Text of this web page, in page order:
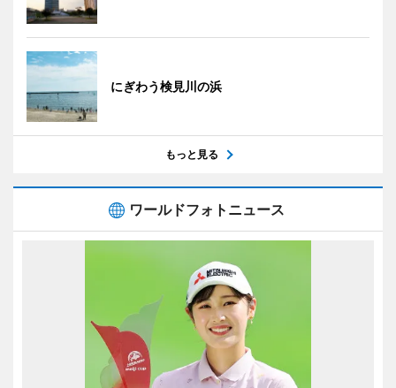
にぎわう検見川の浜
もっと見る
ワールドフォトニュース